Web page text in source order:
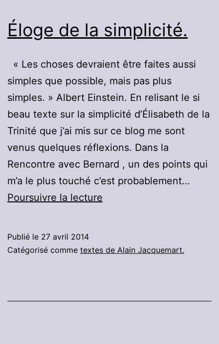
machine!
Éloge de la simplicité.
« Les choses devraient être faites aussi
simples que possible, mais pas plus
simples. » Albert Einstein. En relisant le si
beau texte sur la simplicité d’Élisabeth de la
Trinité que j’ai mis sur ce blog me sont
venus quelques réflexions. Dans la
Rencontre avec Bernard , un des points qui
m’a le plus touché c’est probablement…
Poursuivre la lecture
simplicité.
Publié le 27 avril 2014
Catégorisé comme textes de Alain Jacquemart.